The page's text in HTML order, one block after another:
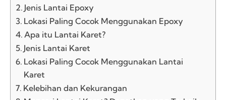
Jenis Lantai Epoxy
Lokasi Paling Cocok Menggunakan Epoxy
Apa itu Lantai Karet?
Jenis Lantai Karet
Lokasi Paling Cocok Menggunakan Lantai
Karet
Kelebihan dan Kekurangan